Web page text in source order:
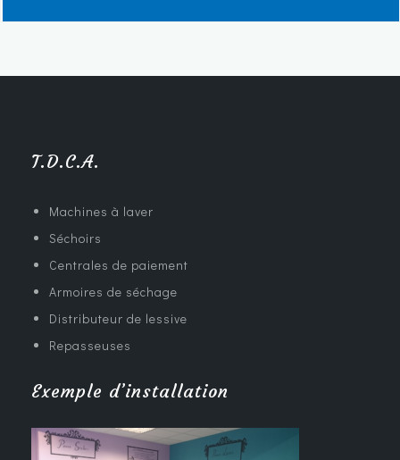
T.D.C.A.
Machines à laver
Séchoirs
Centrales de paiement
Armoires de séchage
Distributeur de lessive
Repasseuses
Exemple d’installation